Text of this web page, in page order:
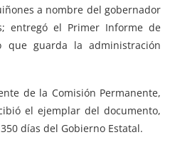
a nombre del gobernador
entregó el Primer Informe de
que guarda la administración
de la Comisión Permanente,
el ejemplar del documento,
días del Gobierno Estatal.